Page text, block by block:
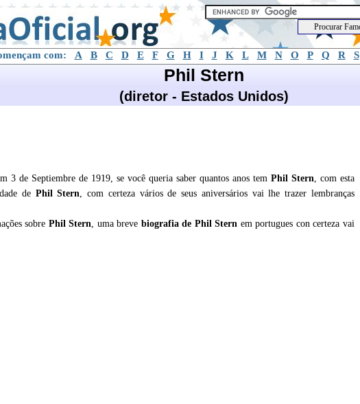
com: A B C D E F G H I J K L M N O P Q R S
Phil Stern
(diretor - Estados Unidos)
3 de Septiembre de 1919, se você queria saber quantos anos tem Phil Stern, com esta
de Phil Stern, com certeza vários de seus aniversários vai lhe trazer lembranças
sobre Phil Stern, uma breve biografia de Phil Stern em portugues con certeza vai